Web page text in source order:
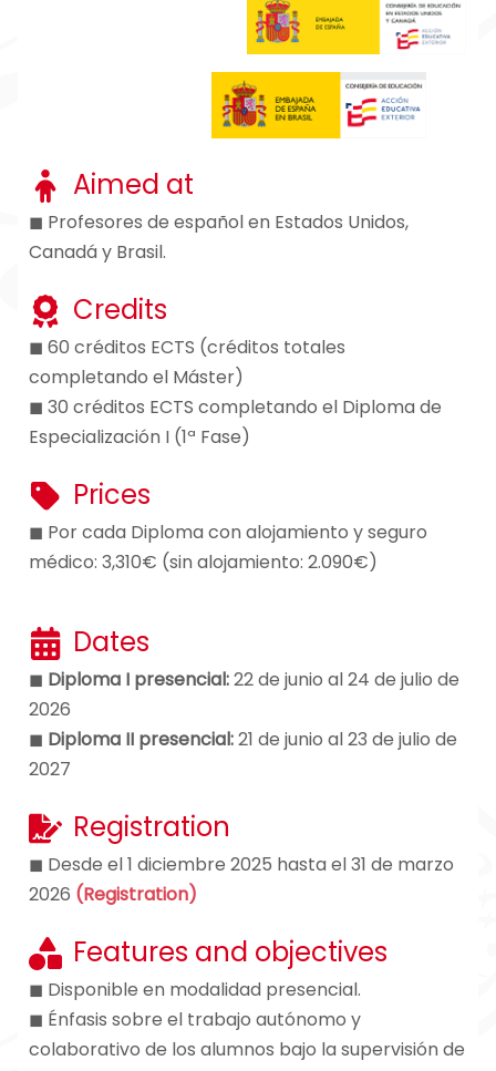
Aimed at
◼ Profesores de español en Estados Unidos,
Canadá y Brasil.
Credits
◼ 60 créditos ECTS (créditos totales
completando el Máster)
◼ 30 créditos ECTS completando el Diploma de
Especialización I (1ª Fase)
Prices
◼ Por cada Diploma con alojamiento y seguro
médico: 3,310€ (sin alojamiento: 2.090€)
Dates
◼ Diploma I presencial:22 de junio al 24 de julio de
2026
◼ Diploma II presencial:21 de junio al 23 de julio de
2027
Registration
◼ Desde el 1 diciembre 2025 hasta el 31 de marzo
2026 (Registration)
Features and objectives
◼ Disponible en modalidad presencial.
◼ Énfasis sobre el trabajo autónomo y
colaborativo de los alumnos bajo la supervisión de